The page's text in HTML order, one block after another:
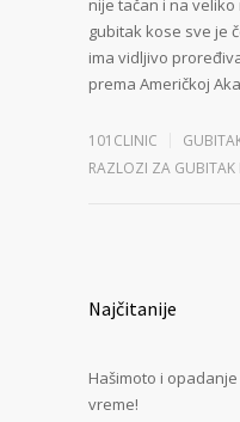
nije tačan i na
gubitak kose sve je
ima vidljivo
prema Američkoj
101CLINIC
RAZLOZI ZA GUBITAK
Najčitanije
Hašimoto i
vreme!